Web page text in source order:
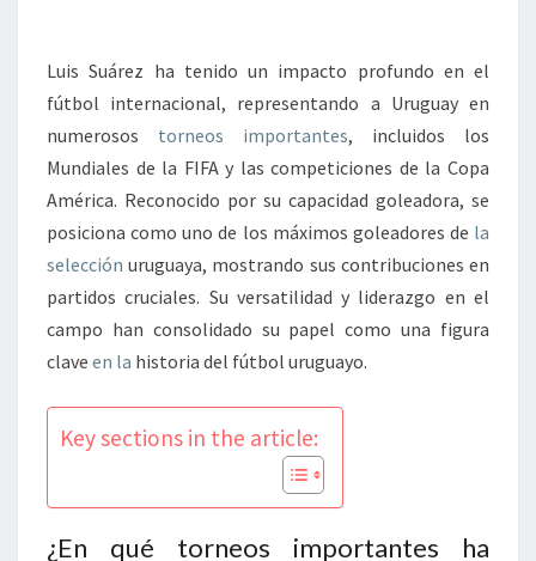
Luis Suárez ha tenido un impacto profundo en el
fútbol internacional, representando a Uruguay en
numerosos torneos importantes, incluidos los
Mundiales de la FIFA y las competiciones de la Copa
América. Reconocido por su capacidad goleadora, se
posiciona como uno de los máximos goleadores de la
selección uruguaya, mostrando sus contribuciones en
partidos cruciales. Su versatilidad y liderazgo en el
campo han consolidado su papel como una figura
clave en la historia del fútbol uruguayo.
Key sections in the article:
¿En qué torneos importantes ha